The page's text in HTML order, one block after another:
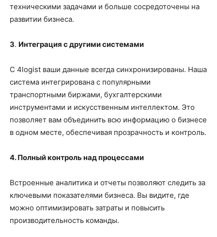
техническими задачами и больше сосредоточены на
развитии бизнеса.
3. Интеграция с другими системами
С 4logist ваши данные всегда синхронизированы. Наша
система интегрирована с популярными
транспортными биржами, бухгалтерскими
инструментами и искусственным интеллектом. Это
позволяет вам объединить всю информацию о бизнесе
в одном месте, обеспечивая прозрачность и контроль.
4. Полный контроль над процессами
Встроенные аналитика и отчеты позволяют следить за
ключевыми показателями бизнеса. Вы видите, где
можно оптимизировать затраты и повысить
производительность команды.